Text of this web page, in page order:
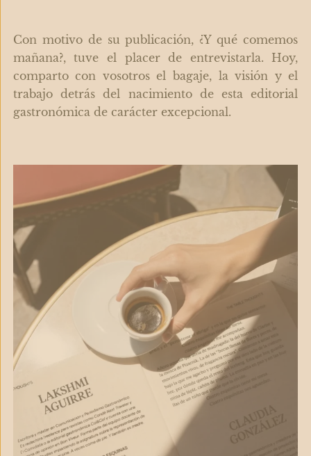
Con motivo de su publicación, ¿Y qué comemos
mañana?, tuve el placer de entrevistarla. Hoy,
comparto con vosotros el bagaje, la visión y el
trabajo detrás del nacimiento de esta editorial
gastronómica de carácter excepcional.